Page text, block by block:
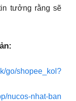
tưởng rằng sẽ
go/shopee_kol?
nucos-nhat-ban